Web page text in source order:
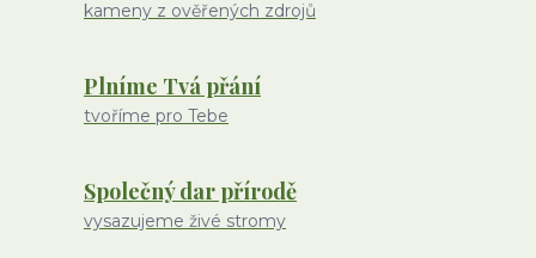
kameny z ověřených zdrojů
Plníme Tvá přání
tvoříme pro Tebe
Společný dar přírodě
vysazujeme živé stromy